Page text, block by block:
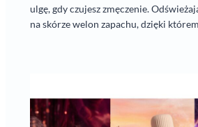
ulgę, gdy czujesz zmęczenie.
na skórze welon zapachu, dzięki